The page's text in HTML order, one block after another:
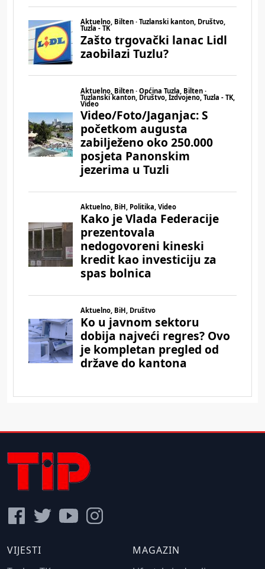
VIJESTI
MAGAZIN